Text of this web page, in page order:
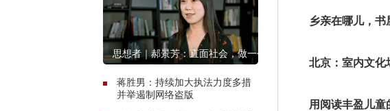
思想者｜郝景芳：直面社会，做一个
蒋胜男：持续加大执法力度多措
并举遏制网络盗版
乡亲在哪儿，书
北京：室内文化
用阅读丰盈儿童